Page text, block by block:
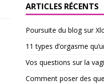
ARTICLES RÉCENTS
Poursuite du blog sur
11 types d’orgasme
Vos questions sur la
Comment poser des